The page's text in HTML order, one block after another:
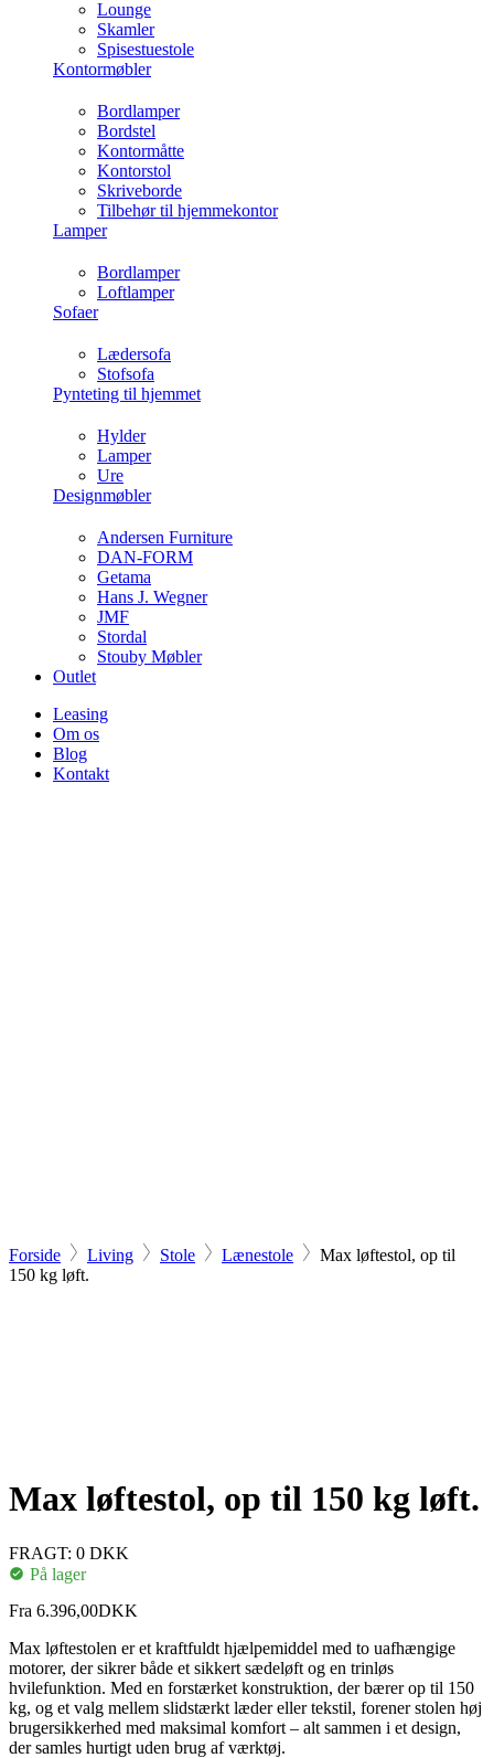
Lounge
Skamler
Spisestuestole
Kontormøbler
Bordlamper
Bordstel
Kontormåtte
Kontorstol
Skriveborde
Tilbehør til hjemmekontor
Lamper
Bordlamper
Loftlamper
Sofaer
Lædersofa
Stofsofa
Pynteting til hjemmet
Hylder
Lamper
Ure
Designmøbler
Andersen Furniture
DAN-FORM
Getama
Hans J. Wegner
JMF
Stordal
Stouby Møbler
Outlet
Leasing
Om os
Blog
Kontakt
Forside Living Stole Lænestole
Max løftestol, op til
150 kg løft.
Max løftestol, op til 150 kg løft.
FRAGT: 0 DKK
På lager
Fra 6.396,00DKK
Max løftestolen er et kraftfuldt hjælpemiddel med to uafhængige
motorer, der sikrer både et sikkert sædeløft og en trinløs
hvilefunktion. Med en forstærket konstruktion, der bærer op til 150
kg, og et valg mellem slidstærkt læder eller tekstil, forener stolen høj
brugersikkerhed med maksimal komfort – alt sammen i et design,
der samles hurtigt uden brug af værktøj.